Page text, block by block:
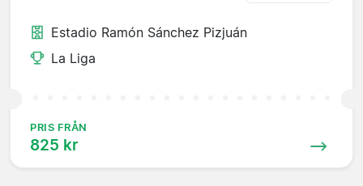
Estadio Ramón Sánchez Pizjuán
La Liga
PRIS FRÅN
825 kr